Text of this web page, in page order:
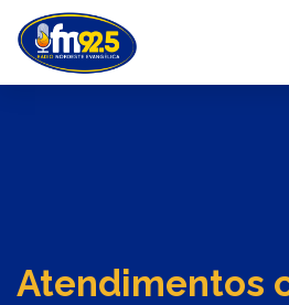
Previous
Atendimentos